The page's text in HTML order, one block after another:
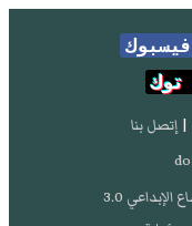
فيسبوك
توك
| إتصل بنا
3.0